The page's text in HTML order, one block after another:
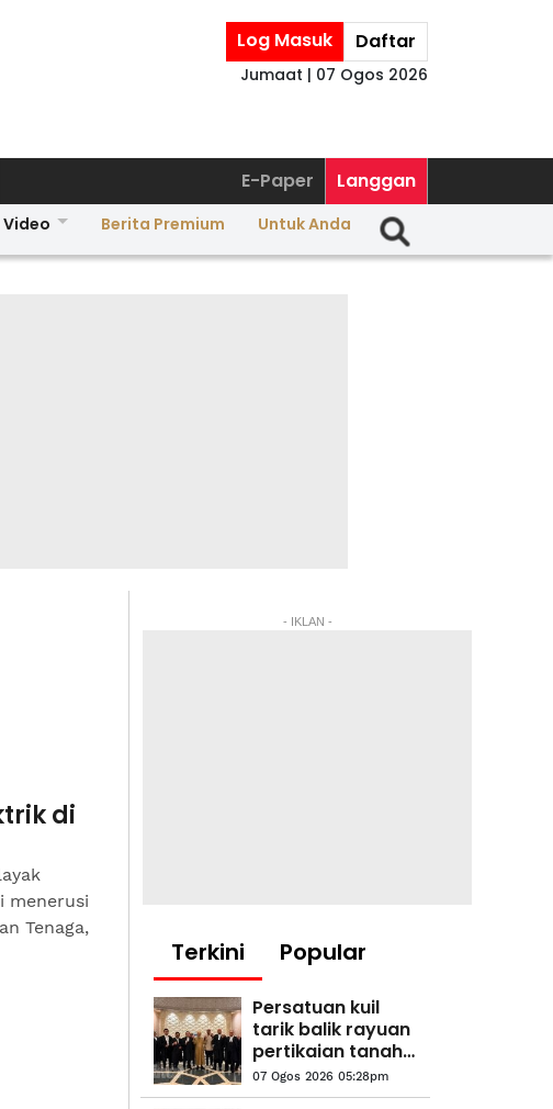
Log Masuk Daftar
Jumaat | 07 Ogos 2026
E-Paper Langgan
Video Berita Premium Untuk Anda
di
menerusi
Tenaga,
- IKLAN -
Terkini Popular
Persatuan kuil
tarik balik rayuan
pertikaian tanah
Rawang Perdana
07 Ogos 2026 05:28pm